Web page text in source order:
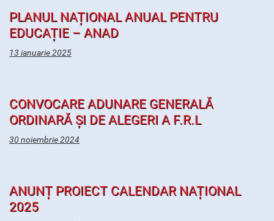
PLANUL NAȚIONAL ANUAL PENTRU
EDUCAȚIE – ANAD
13 ianuarie 2025
CONVOCARE ADUNARE GENERALĂ
ORDINARĂ ȘI DE ALEGERI A F.R.L
30 noiembrie 2024
ANUNȚ PROIECT CALENDAR NAȚIONAL
2025